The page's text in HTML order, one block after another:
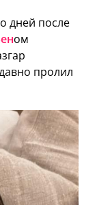
дней после
ом
пролил